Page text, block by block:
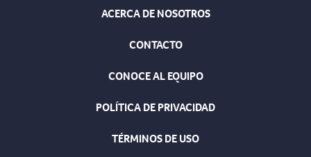
ACERCA DE NOSOTROS
CONTACTO
CONOCE AL EQUIPO
POLÍTICA DE PRIVACIDAD
TÉRMINOS DE USO